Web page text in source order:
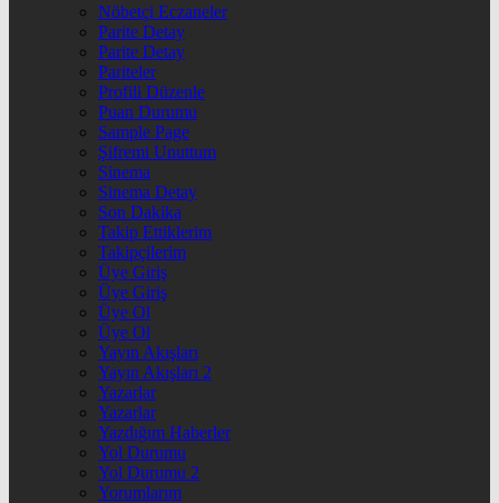
Nöbetçi Eczaneler
Parite Detay
Parite Detay
Pariteler
Profili Düzenle
Puan Durumu
Sample Page
Şifremi Unuttum
Sinema
Sinema Detay
Son Dakika
Takip Ettiklerim
Takipçilerim
Üye Giriş
Üye Giriş
Üye Ol
Üye Ol
Yayın Akışları
Yayın Akışları 2
Yazarlar
Yazarlar
Yazdığım Haberler
Yol Durumu
Yol Durumu 2
Yorumlarım